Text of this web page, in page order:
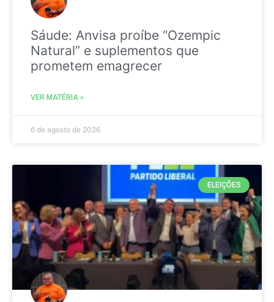
Sáude: Anvisa proíbe “Ozempic
Natural” e suplementos que
prometem emagrecer
VER MATÉRIA »
6 de agosto de 2026
ELEIÇÕES